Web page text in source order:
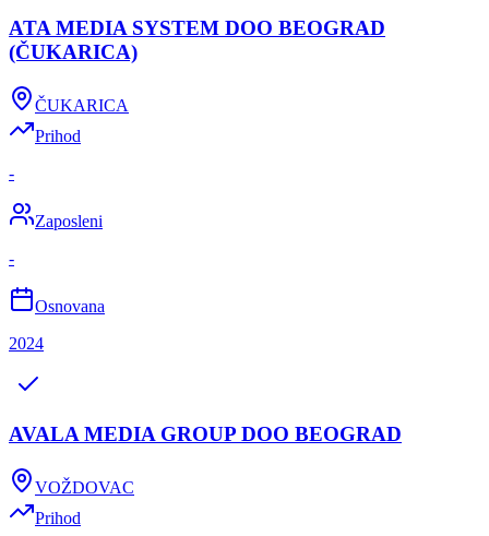
ATA MEDIA SYSTEM DOO BEOGRAD
(ČUKARICA)
ČUKARICA
Prihod
-
Zaposleni
-
Osnovana
2024
AVALA MEDIA GROUP DOO BEOGRAD
VOŽDOVAC
Prihod